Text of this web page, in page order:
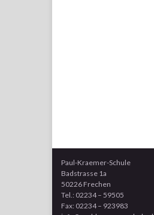
Paul-Kraemer-Schule
Badstrasse 1a
50226 Frechen
Tel.: 02234 – 59505
Fax: 02234 – 923983